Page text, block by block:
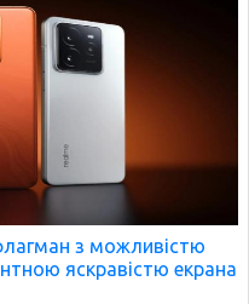
з можливістю
яскравістю екрана